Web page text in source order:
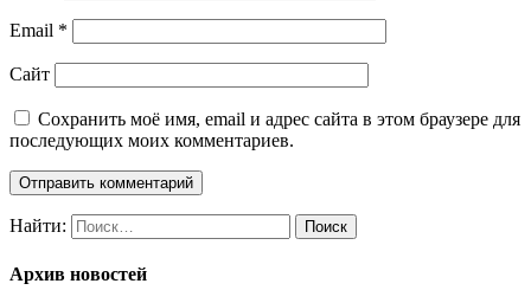
Email *
Сайт
Сохранить моё имя, email и адрес сайта в этом браузере для
последующих моих комментариев.
Найти:
Архив новостей